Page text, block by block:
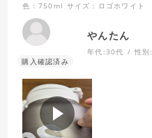
色：750ml サイズ：ロゴホワイト
やんたん
年代:30代 性別: